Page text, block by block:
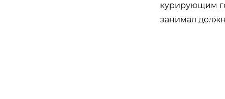
курирующим
занимал